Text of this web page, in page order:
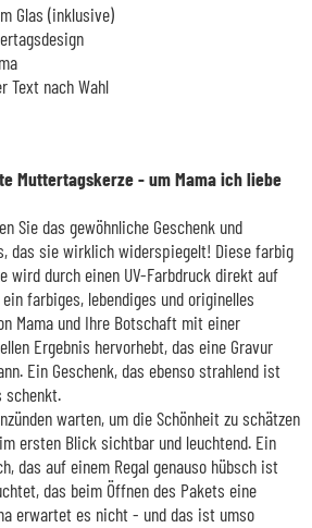
Glas (inklusive)
Text nach Wahl
Muttertagskerze - um Mama ich liebe
Sie das gewöhnliche Geschenk und
das sie wirklich widerspiegelt! Diese farbig
wird durch einen UV-Farbdruck direkt auf
farbiges, lebendiges und originelles
Mama und Ihre Botschaft mit einer
Ergebnis hervorhebt, das eine Gravur
Ein Geschenk, das ebenso strahlend ist
schenkt.
warten, um die Schönheit zu schätzen
ersten Blick sichtbar und leuchtend. Ein
das auf einem Regal genauso hübsch ist
das beim Öffnen des Pakets eine
erwartet es nicht - und das ist umso